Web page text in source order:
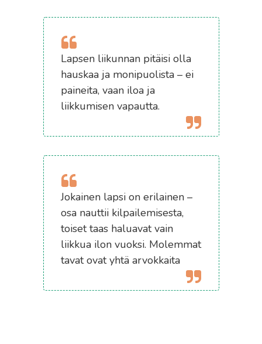
Lapsen liikunnan pitäisi olla
hauskaa ja monipuolista – ei
paineita, vaan iloa ja
liikkumisen vapautta.
Jokainen lapsi on erilainen –
osa nauttii kilpailemisesta,
toiset taas haluavat vain
liikkua ilon vuoksi. Molemmat
tavat ovat yhtä arvokkaita